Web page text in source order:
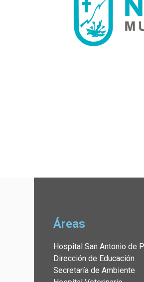
Áreas
Hospital San Antonio de
Dirección de Educación
Secretaría de Ambiente